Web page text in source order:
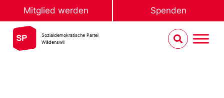
Mitglied werden Spenden
Sozialdemokratische Partei
Wädenswil